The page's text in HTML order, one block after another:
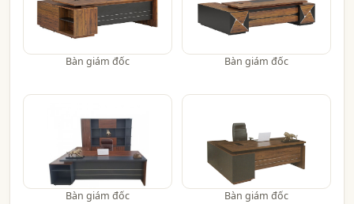
Bàn giám đốc Bàn giám đốc
Bàn giám đốc Bàn giám đốc